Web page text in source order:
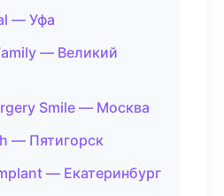
— Уфа
— Великий
Smile — Москва
— Пятигорск
— Екатеринбург